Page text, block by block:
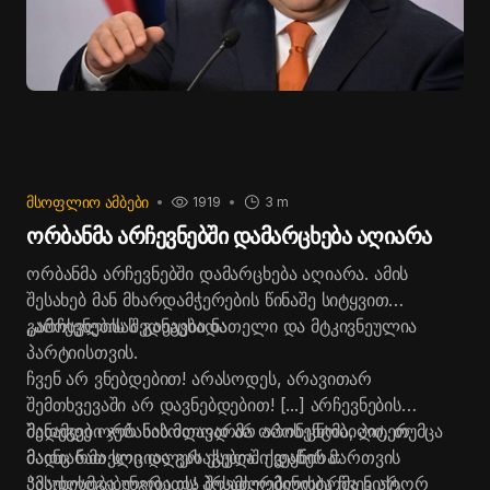
ᲛᲡᲝᲤᲚᲘᲝ ᲐᲛᲑᲔᲑᲘ 3 m
1919
ორბანმა არჩევნებში დამარცხება აღიარა
ორბანმა არჩევნებში დამარცხება აღიარა. ამის
შესახებ მან მხარდამჭერების წინაშე სიტყვით
გამოსვლისას განაცხადა
„არჩევნების შედეგები ნათელი და მტკივნეულია
პარტიისთვის.
ჩვენ არ ვნებდებით! არასოდეს, არავითარ
შემთხვევაში არ დავნებდებით! [...] არჩევნების
შედეგები ჯერ საბოლოდ არ არის ცნობილი, თუმცა
მაინც ნათელი და გასაგებია. ქვეყნის მართვის
პასუხისმგებლობა და შესაძლებლობა ჩვენ არ
მანამდე ორბანის მთავარმა ოპონენტმა, პიტერ
მადიარმა სოციალურ ქსელში დაწერა:
"მადლობა უნგრეთს! პრემიერმინისტრმა ვიქტორ